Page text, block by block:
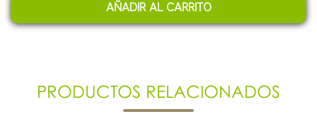
AÑADIR AL CARRITO
PRODUCTOS RELACIONADOS